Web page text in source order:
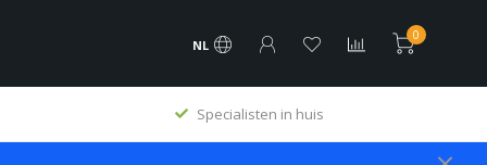
NL
0
Specialisten in huis